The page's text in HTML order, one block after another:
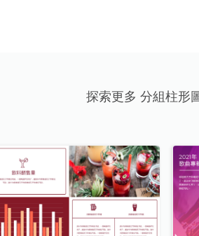
探索更多 分組柱形